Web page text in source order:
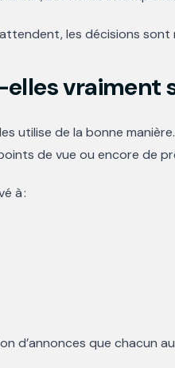
les décisions sont
vraiment
utilise de la bonne
de vue ou encore de
à :
d’annonces que chacun